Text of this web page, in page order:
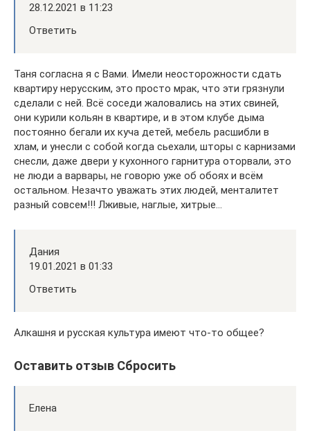
28.12.2021 в 11:23
Ответить
Таня согласна я с Вами. Имели неосторожности сдать
квартиру нерусским, это просто мрак, что эти грязнули
сделали с ней. Всё соседи жаловались на этих свиней,
они курили кольян в квартире, и в этом клубе дыма
постоянно бегали их куча детей, мебель расшибли в
хлам, и унесли с собой когда сьехали, шторы с карнизами
снесли, даже двери у кухонного гарнитура оторвали, это
не люди а варвары, не говорю уже об обоях и всём
остальном. Незачто уважать этих людей, менталитет
разный совсем!!! Лживые, наглые, хитрые…
Дания
19.01.2021 в 01:33
Ответить
Алкашня и русская культура имеют что-то общее?
Оставить отзыв Сбросить
Елена